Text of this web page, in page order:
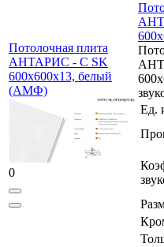
Потолочная плита
АНТАРИС - C SK
600x600x13, белый
(АМФ)
0
Ед.